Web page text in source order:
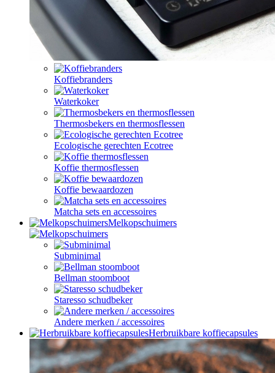
Koffiebranders
Waterkoker
Thermosbekers en thermosflessen
Ecologische gerechten Ecotree
Koffie thermosflessen
Koffie bewaardozen
Matcha sets en accessoires
Melkopschuimers
Subminimal
Bellman stoomboot
Staresso schudbeker
Andere merken / accessoires
Herbruikbare koffiecapsules